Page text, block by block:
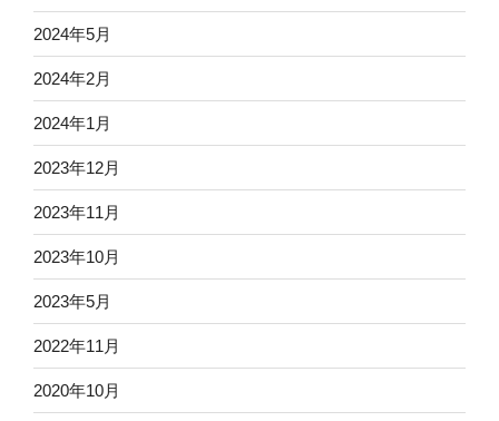
2024年5月
2024年2月
2024年1月
2023年12月
2023年11月
2023年10月
2023年5月
2022年11月
2020年10月